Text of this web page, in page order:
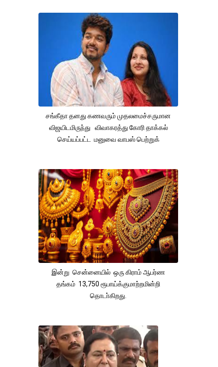
சங்கீதா தனது கணவரும் முதலமைச்சருமான
விஜயிடமிருந்து விவாகரத்து கோரி தாக்கல்
செய்யப்பட்ட மனுவை வாபஸ் பெற்றுக்
இன்று சென்னையில் ஒரு கிராம் ஆபர்ண
தங்கம் 13,750 ரூபாய்க்குமாற்றமின்றி
தொடா்கிறது.